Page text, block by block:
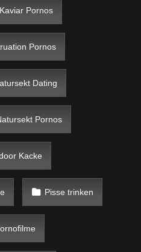
Kaviar Pornos
Pornos
Dating
Pornos
Kacke
Pisse trinken